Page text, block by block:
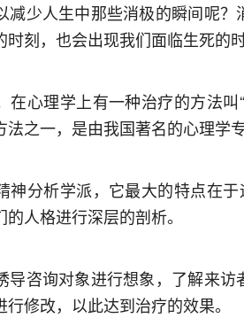
减少人生中那些消极的瞬间呢
刻，也会出现我们面临生死的时
在心理学上有一种治疗的方法
法之一，是由我国著名的心理学
神分析学派，它最大的特点在
人格进行深层的剖析。
导咨询对象进行想象，了解来
修改，以此达到治疗的效果。